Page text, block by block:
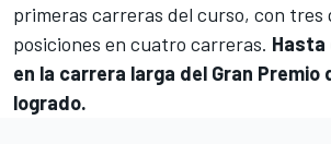
primeras carreras del curso, con tres
posiciones en cuatro carreras. Hasta
en la carrera larga del Gran Premio
logrado.